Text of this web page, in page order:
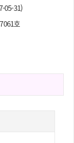
05-31)
호